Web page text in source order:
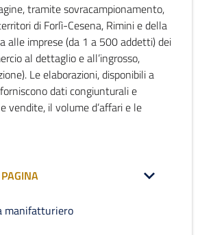
tramite sovracampionamento,
di Forlì-Cesena, Rimini e della
alle imprese (da 1 a 500 addetti) dei
al dettaglio e all’ingrosso,
Le elaborazioni, disponibili a
dati congiunturali e
vendite, il volume d’affari e le
manifatturiero